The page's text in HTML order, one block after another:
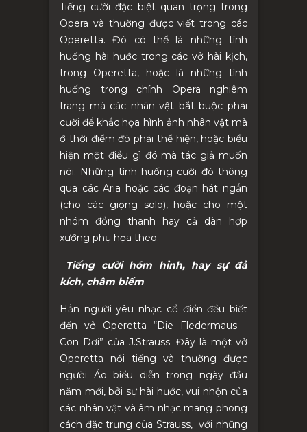
Tiếng cười đặc biệt quan trọng trong
Opera và thường được viết trong các
Operetta. Đó có thể là những tính
huống hài hước trong các vở hài kịch,
trong Operetta, hoặc là những tình
huống trong chính Opera nghiêm
trang mà các nhân vật bắt buộc phải
cười để khắc họa hình ảnh nhân vật mà
ở thời điểm đó phải thể hiện, hoặc biểu
hiện một điều gì đó mà tác giả muốn
nói. Những tình huống cười đó thông
qua các Aria hoặc các đoạn hát ngắn
(cho các giọng solo), hoặc cho một
nhóm đồng thanh hay cả dàn hợp
xướng phụ họa theo.
Tiếng cười hóm hỉnh, hay sự đả
kích, châm biếm
Hẳn người yêu nhạc cổ điển đều biết
đến vở Operetta “Die Fledermaus -
Con Dơi” của J.Strauss. Đây là một vở
Operetta nổi tiếng và thường được
người Áo biểu diễn trong ngày đầu
năm mới, bởi sự hài hước, vui nhộn của
các nhân vật và âm nhạc mang phong
cách đặc trưng của Strauss, với những